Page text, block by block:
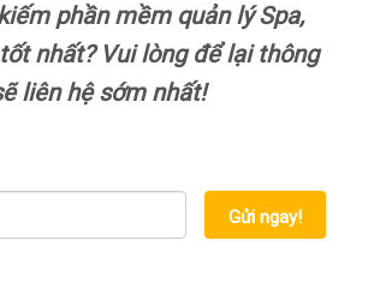
phần mềm quản lý Spa,
nhất? Vui lòng để lại thông
liên hệ sớm nhất!
Gửi ngay!